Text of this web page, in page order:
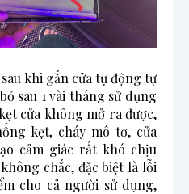
sau 1 vài tháng sử dụng
cửa không mở ra được,
kẹt, cháy mô tơ, cửa
cảm giác rất khó chịu
chắc, đặc biệt là lỗi
cho cả người sử dụng,